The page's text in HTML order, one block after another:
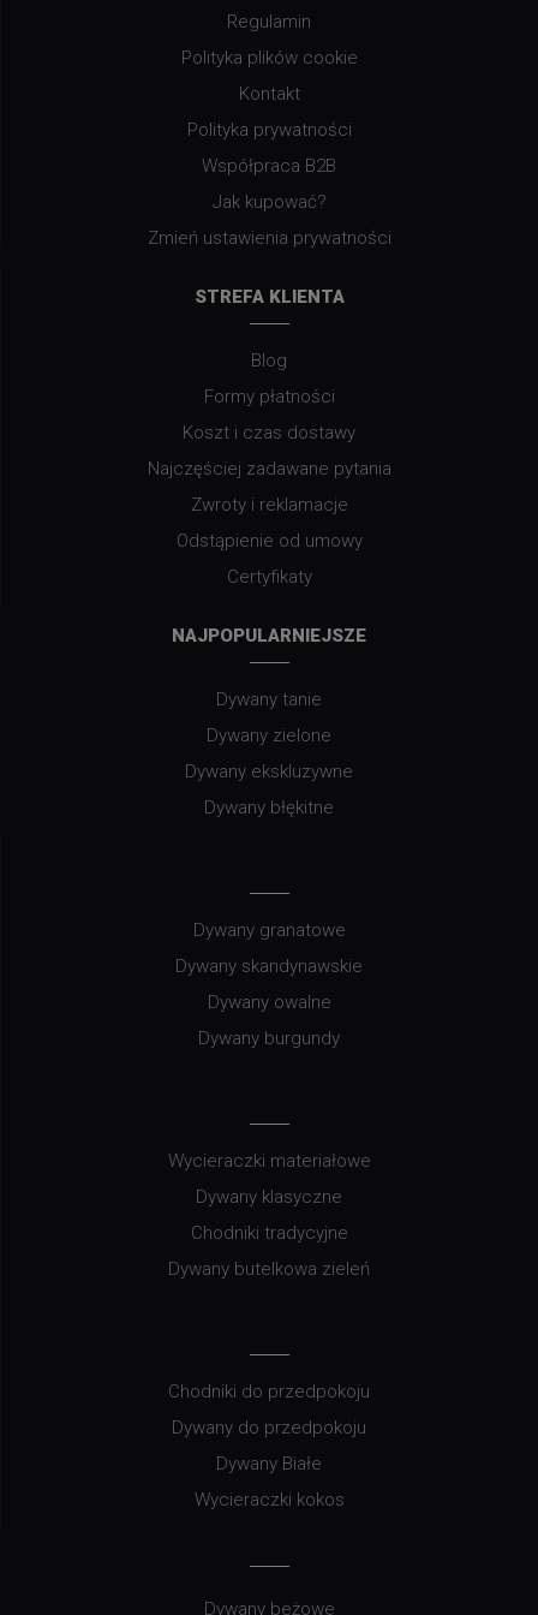
Regulamin
Polityka plików cookie
Kontakt
Polityka prywatności
Współpraca B2B
Jak kupować?
Zmień ustawienia prywatności
STREFA KLIENTA
Blog
Formy płatności
Koszt i czas dostawy
Najczęściej zadawane pytania
Zwroty i reklamacje
Odstąpienie od umowy
Certyfikaty
NAJPOPULARNIEJSZE
Dywany tanie
Dywany zielone
Dywany ekskluzywne
Dywany błękitne
Dywany granatowe
Dywany skandynawskie
Dywany owalne
Dywany burgundy
Wycieraczki materiałowe
Dywany klasyczne
Chodniki tradycyjne
Dywany butelkowa zieleń
Chodniki do przedpokoju
Dywany do przedpokoju
Dywany Białe
Wycieraczki kokos
Dywany beżowe